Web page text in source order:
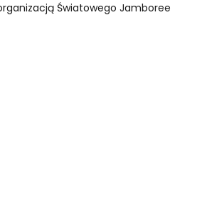
Światowego Jamboree